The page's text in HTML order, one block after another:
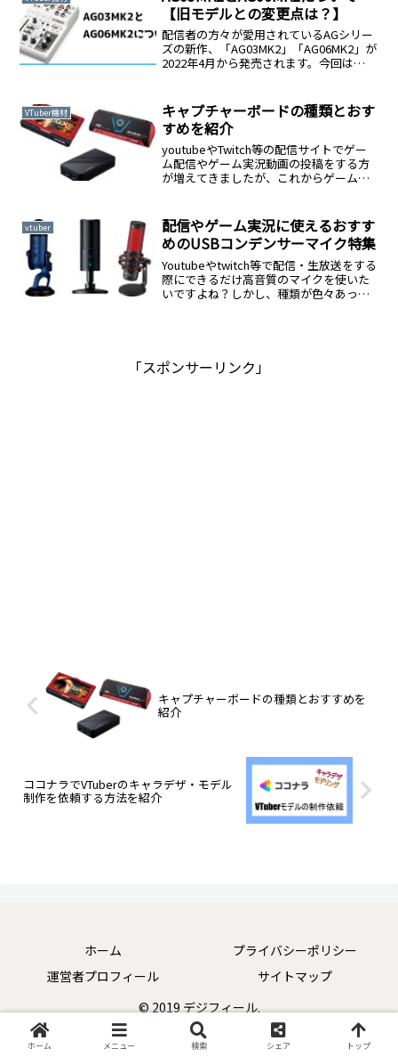
なるのか？初心者の方にも分かりやすい
ように解説します。
す。ヘッドマウントディスプレイ
(HMD)VRヘッドセットVRゴーグルヘッド
マウントディスプレイ(HMD)にはどんな
種類があるのかVTuber向けのHMDはどれ
がおすすめなのか
【旧モデルとの変更点は？】
配信者の方々が愛用されているAGシリー
ズの新作、「AG03MK2」「AG06MK2」が
2022年4月から発売されます。今回は
VTuber機材
キャプチャーボードの種類とおす
すめを紹介
youtubeやTwitch等の配信サイトでゲー
ム配信やゲーム実況動画の投稿をする方
が増えてきましたが、これからゲーム実
ムならゲーム画面をOBS（フリーソフ
ト）でキャプチャーして簡単に録画でき
ますが、Nintendo SwitchやPlayStation 4
等の家庭用ゲーム機はキャプチャーボー
ドがないとPCの画面に録画することがで
きません。初めてキャプチャーボードを
vtuber
配信やゲーム実況に使えるおすす
めのUSBコンデンサーマイク特集
Youtubeやtwitch等で配信・生放送をする
際にできるだけ高音質のマイクを使いた
いですよね？しかし、種類が色々あって
イクをご紹介します。具体的には以下の
マイクをご紹介していきます。配信や実
「スポンサーリンク」
キャプチャーボードの種類とおすすめを
紹介
ココナラでVTuberのキャラデザ・モデル
制作を依頼する方法を紹介
ホーム
プライバシーポリシー
運営者プロフィール
サイトマップ
© 2019 デジフィール.
ホーム メニュー 検索 シェア トップ